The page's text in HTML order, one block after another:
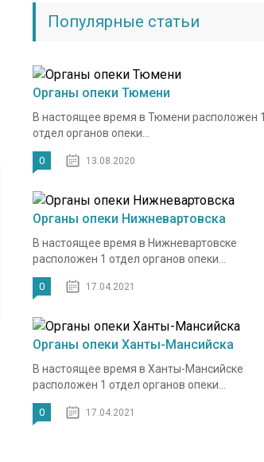
Популярные статьи
Органы опеки Тюмени
В настоящее время в Тюмени расположен 1
отдел органов опеки...
0 13.08.2020
Органы опеки Нижневартовска
В настоящее время в Нижневартовске
расположен 1 отдел органов опеки...
0 17.04.2021
Органы опеки Ханты-Мансийска
В настоящее время в Ханты-Мансийске
расположен 1 отдел органов опеки...
0 17.04.2021